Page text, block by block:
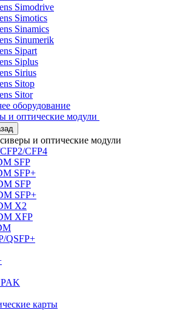
Simodrive
Simotics
Sinamics
Sinumerik
Sipart
Siplus
Sirius
Sitop
Sitor
оборудование
и оптические модули
и оптические модули
CFP4
SFP
SFP+
SFP
SFP+
X2
XFP
QSFP+
карты